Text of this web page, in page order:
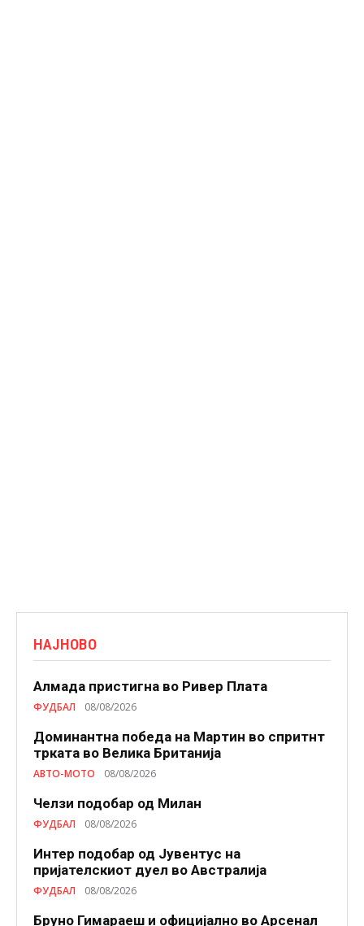
НАЈНОВО
Алмада пристигна во Ривер Плата
ФУДБАЛ 08/08/2026
Доминантна победа на Мартин во спритнт
трката во Велика Британија
АВТО-МОТО 08/08/2026
Челзи подобaр од Милан
ФУДБАЛ 08/08/2026
Интер подобар од Јувентус на
пријателскиот дуел во Австралија
ФУДБАЛ 08/08/2026
Бруно Гимараеш и официјално во Арсенал